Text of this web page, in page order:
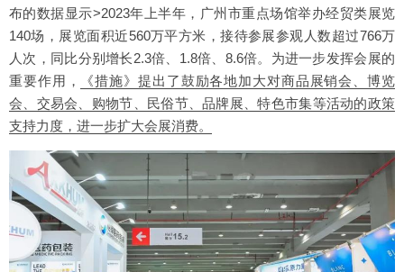
布的数据显示>2023年上半年，广州市重点场馆举办经贸类展览
140场，展览面积近560万平方米，接待参展参观人数超过766万
人次，同比分别增长2.3倍、1.8倍、8.6倍。为进一步发挥会展的
重要作用，
《措施》提出了鼓励各地加大对商品展销会、博览
会、交易会、购物节、民俗节、品牌展、特色市集等活动的政策
支持力度，进一步扩大会展消费。